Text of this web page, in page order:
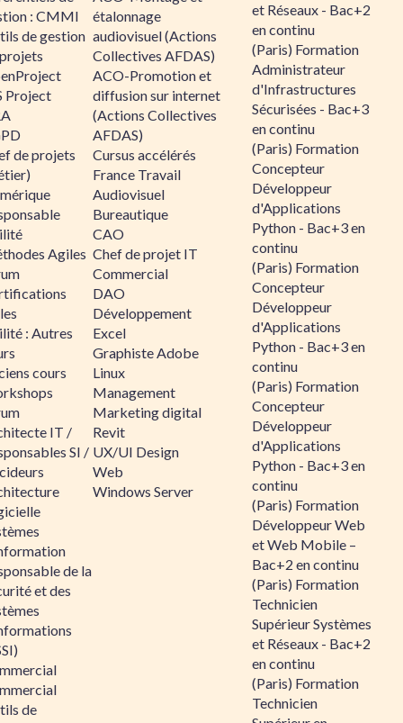
: CMMI
de gestion
Project
de projets
Agiles
: Autres
cours
IT /
SI /
de la
et des
de
étalonnage
audiovisuel (Actions
Collectives AFDAS)
ACO-Promotion et
diffusion sur internet
(Actions Collectives
AFDAS)
Cursus accélérés
France Travail
Audiovisuel
Bureautique
CAO
Chef de projet IT
Commercial
DAO
Développement
Excel
Graphiste Adobe
Linux
Management
Marketing digital
Revit
UX/UI Design
Web
Windows Server
et Réseaux - Bac+2
en continu
(Paris) Formation
Administrateur
d'Infrastructures
Sécurisées - Bac+3
en continu
(Paris) Formation
Concepteur
Développeur
d'Applications
Python - Bac+3 en
continu
(Paris) Formation
Concepteur
Développeur
d'Applications
Python - Bac+3 en
continu
(Paris) Formation
Concepteur
Développeur
d'Applications
Python - Bac+3 en
continu
(Paris) Formation
Développeur Web
et Web Mobile –
Bac+2 en continu
(Paris) Formation
Technicien
Supérieur Systèmes
et Réseaux - Bac+2
en continu
(Paris) Formation
Technicien